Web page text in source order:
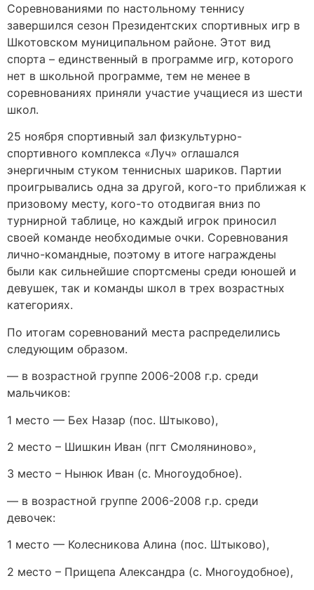
Соревнованиями по настольному теннису
завершился сезон Президентских спортивных игр в
Шкотовском муниципальном районе. Этот вид
спорта – единственный в программе игр, которого
нет в школьной программе, тем не менее в
соревнованиях приняли участие учащиеся из шести
школ.
25 ноября спортивный зал физкультурно-
спортивного комплекса «Луч» оглашался
энергичным стуком теннисных шариков. Партии
проигрывались одна за другой, кого-то приближая к
призовому месту, кого-то отодвигая вниз по
турнирной таблице, но каждый игрок приносил
своей команде необходимые очки. Соревнования
лично-командные, поэтому в итоге награждены
были как сильнейшие спортсмены среди юношей и
девушек, так и команды школ в трех возрастных
категориях.
По итогам соревнований места распределились
следующим образом.
— в возрастной группе 2006-2008 г.р. среди
мальчиков:
1 место — Бех Назар (пос. Штыково),
2 место – Шишкин Иван (пгт Смоляниново»,
3 место – Нынюк Иван (с. Многоудобное).
— в возрастной группе 2006-2008 г.р. среди
девочек:
1 место — Колесникова Алина (пос. Штыково),
2 место – Прищепа Александра (с. Многоудобное),